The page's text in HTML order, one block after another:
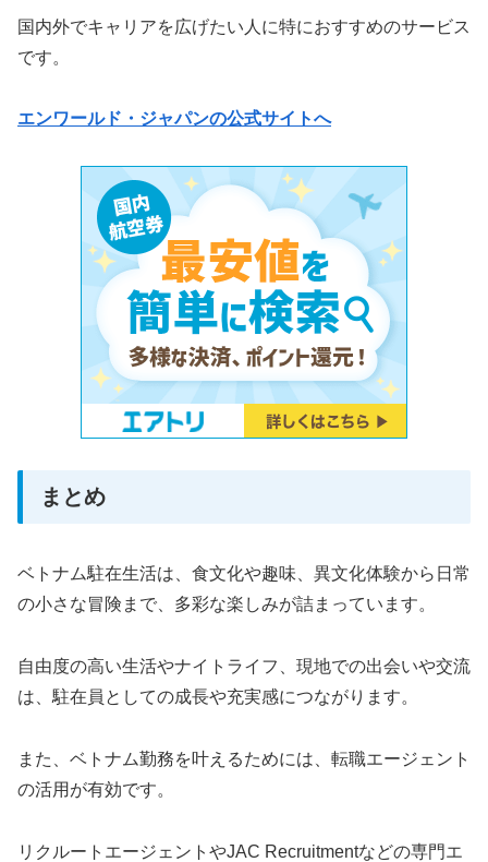
国内外でキャリアを広げたい人に特におすすめのサービス
です。
エンワールド・ジャパンの公式サイトへ
まとめ
ベトナム駐在生活は、食文化や趣味、異文化体験から日常
の小さな冒険まで、多彩な楽しみが詰まっています。
自由度の高い生活やナイトライフ、現地での出会いや交流
は、駐在員としての成長や充実感につながります。
また、ベトナム勤務を叶えるためには、転職エージェント
の活用が有効です。
リクルートエージェントやJAC Recruitmentなどの専門エ